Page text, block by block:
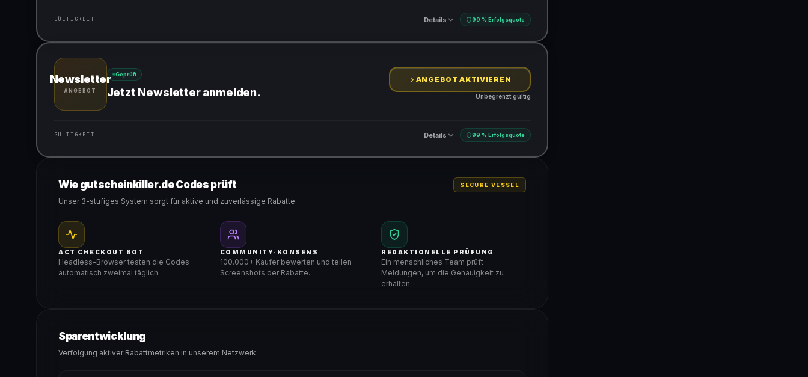
GÜLTIGKEIT Details 99 % Erfolgsquote
Gültig für teilnehmende Produkte
Newsletter
ANGEBOT
Geprüft
Jetzt Newsletter anmelden.
ANGEBOT AKTIVIEREN
Unbegrenzt gültig
GÜLTIGKEIT Details 99 % Erfolgsquote
Gültig für teilnehmende Produkte
Wie gutscheinkiller.de Codes prüft
Unser 3-stufiges System sorgt für aktive und zuverlässige Rabatte.
SECURE VESSEL
ACT CHECKOUT BOT
Headless-Browser testen die Codes
automatisch zweimal täglich.
COMMUNITY-KONSENS
100.000+ Käufer bewerten und teilen
Screenshots der Rabatte.
REDAKTIONELLE PRÜFUNG
Ein menschliches Team prüft
Meldungen, um die Genauigkeit zu
erhalten.
Sparentwicklung
Verfolgung aktiver Rabattmetriken in unserem Netzwerk